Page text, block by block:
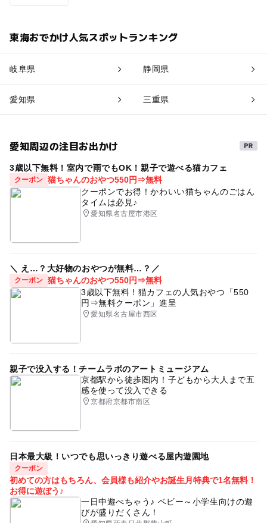
東海おでかけ人気スポットランキング
岐阜県 静岡県
愛知県 三重県
愛知周辺の注目お出かけ
3歳以下無料！室内で雨でもOK！親子で遊べる猫カフェ
クーポン 猫ちゃんのおやつ550円⇒無料
クーポンでお得！かわいい猫ちゃんのごはん
タイムは必見♪
愛知県名古屋市港区
＼ え…？大好物のおやつが無料…？／
クーポン 猫ちゃんのおやつ550円⇒無料
3歳以下無料！猫カフェの人気おやつ「550
円⇒無料クーポン」進呈
愛知県名古屋市西区
親子で没入する！チームラボのアートミュージアム
京都駅から徒歩圏内！子どもから大人まで五
感を使って没入できる
京都府京都市南区
日本最大級！いつでも思いっきり遊べる屋内遊園地
クーポン
初めての方はもちろん、会員様も紹介やお誕生月特典で1名無料！
お得に遊ぼう♪
一日中遊べちゃう♪ ベビー～小学生向けの遊
びが盛りだくさん！